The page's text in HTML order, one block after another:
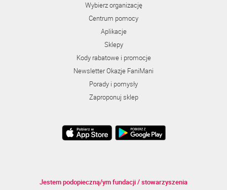
Wybierz organizację
Centrum pomocy
Aplikacje
Sklepy
Kody rabatowe i promocje
Newsletter Okazje FaniMani
Porady i pomysły
Zaproponuj sklep
Jestem podopieczną/ym fundacji / stowarzyszenia